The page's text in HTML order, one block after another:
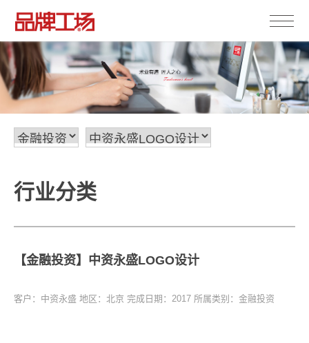
行业分类
【金融投资】中资永盛LOGO设计
客户：中资永盛 地区：北京 完成日期：2017 所属类别：金融投资